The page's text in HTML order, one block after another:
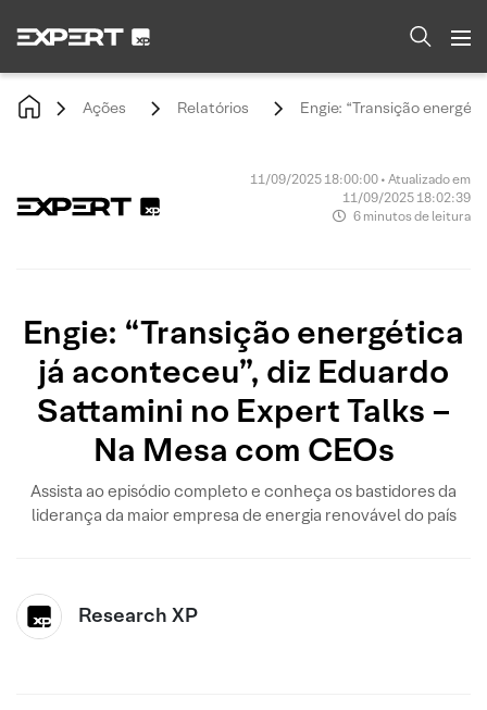
Ações Relatórios Engie: “Transição
11/09/2025 18:00:00 • Atualizado em
11/09/2025 18:02:39
6 minutos de leitura
Engie: “Transição energética
já aconteceu”, diz Eduardo
Sattamini no Expert Talks –
Na Mesa com CEOs
Assista ao episódio completo e conheça os bastidores da
liderança da maior empresa de energia renovável do país
Research XP